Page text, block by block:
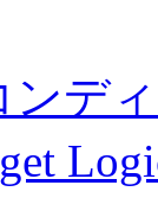
ンデ